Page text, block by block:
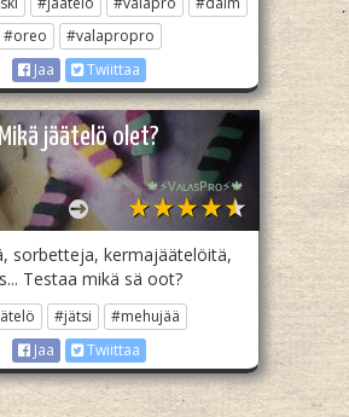
#oreo
#valapropro
Jaa
Twiittaa
Mikä jäätelö olet?
🍁⚡️VᴀʟᴀsPʀᴏ⚡️🍁
sorbetteja, kermajäätelöitä,
Testaa mikä sä oot?
#jätsi
#mehujää
Jaa
Twiittaa